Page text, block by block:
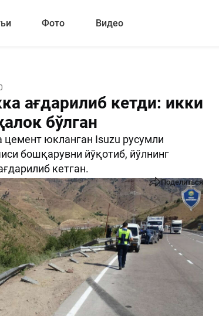
Фото Видео
ағдарилиб кетди: икки
бўлган
цемент юкланган Isuzu русумли
бошқарувни йўқотиб, йўлнинг
кетган.
Поделиться